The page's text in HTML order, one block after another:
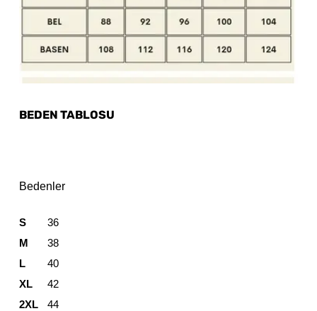
BEDEN TABLOSU
Bedenler
S
36
M
38
L
40
XL
42
2XL
44